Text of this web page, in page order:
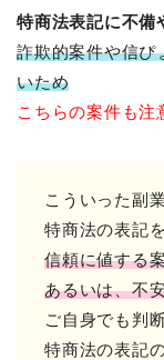
特商法表記に不備
詐欺的案件や信ぴ
いため
こちらの案件も注
こういった副
特商法の表記
信頼に値する
あるいは、不
ご自身でも判
特商法の表記